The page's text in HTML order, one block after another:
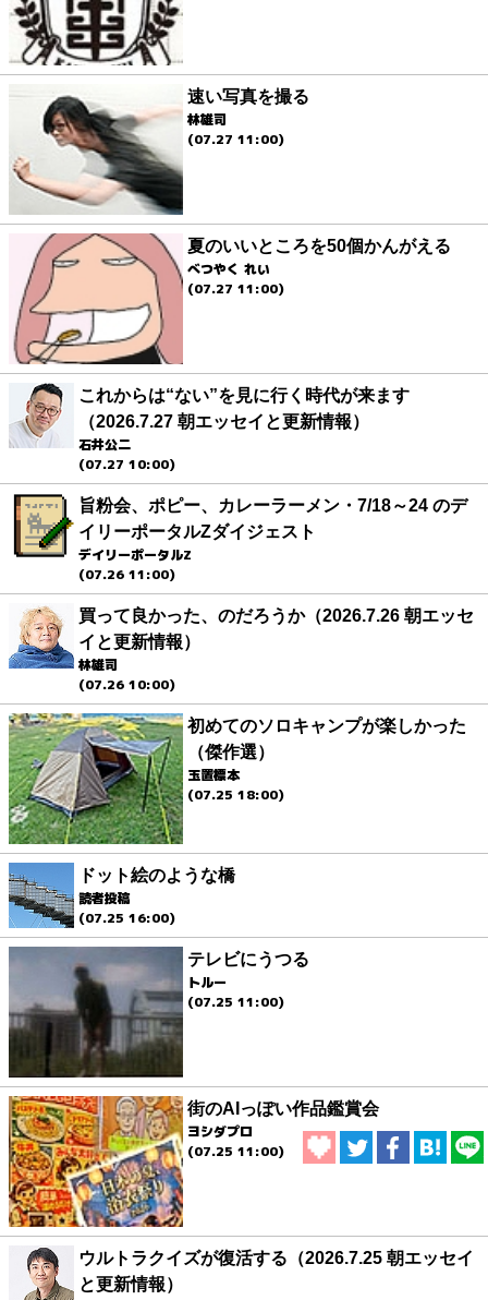
速い写真を撮る
林雄司
(07.27 11:00)
夏のいいところを50個かんがえる
べつやく れい
(07.27 11:00)
これからは“ない”を見に行く時代が来ます
（2026.7.27 朝エッセイと更新情報）
石井公二
(07.27 10:00)
旨粉会、ポピー、カレーラーメン・7/18～24 のデ
イリーポータルZダイジェスト
デイリーポータルZ
(07.26 11:00)
買って良かった、のだろうか（2026.7.26 朝エッセ
イと更新情報）
林雄司
(07.26 10:00)
初めてのソロキャンプが楽しかった
（傑作選）
玉置標本
(07.25 18:00)
ドット絵のような橋
読者投稿
(07.25 16:00)
テレビにうつる
トルー
(07.25 11:00)
街のAIっぽい作品鑑賞会
ヨシダプロ
(07.25 11:00)
ウルトラクイズが復活する（2026.7.25 朝エッセイ
と更新情報）